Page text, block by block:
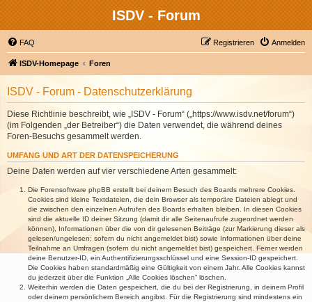
ISDV - Forum
FAQ Anmelden
Registrieren
ISDV-Homepage Foren
ISDV - Forum - Datenschutzerklärung
Diese Richtlinie beschreibt, wie „ISDV - Forum“ („https://www.isdv.net/forum“)
(im Folgenden „der Betreiber“) die Daten verwendet, die während deines
Foren-Besuchs gesammelt werden.
UMFANG UND ART DER DATENSPEICHERUNG
Deine Daten werden auf vier verschiedene Arten gesammelt:
Die Forensoftware phpBB erstellt bei deinem Besuch des Boards mehrere Cookies.
Cookies sind kleine Textdateien, die dein Browser als temporäre Dateien ablegt und
die zwischen den einzelnen Aufrufen des Boards erhalten bleiben. In diesen Cookies
sind die aktuelle ID deiner Sitzung (damit dir alle Seitenaufrufe zugeordnet werden
können), Informationen über die von dir gelesenen Beiträge (zur Markierung dieser als
gelesen/ungelesen; sofern du nicht angemeldet bist) sowie Informationen über deine
Teilnahme an Umfragen (sofern du nicht angemeldet bist) gespeichert. Ferner werden
deine Benutzer-ID, ein Authentifizierungsschlüssel und eine Session-ID gespeichert.
Die Cookies haben standardmäßig eine Gültigkeit von einem Jahr. Alle Cookies kannst
du jederzeit über die Funktion „Alle Cookies löschen“ löschen.
Weiterhin werden die Daten gespeichert, die du bei der Registrierung, in deinem Profil
oder deinem persönlichem Bereich angibst. Für die Registrierung sind mindestens ein